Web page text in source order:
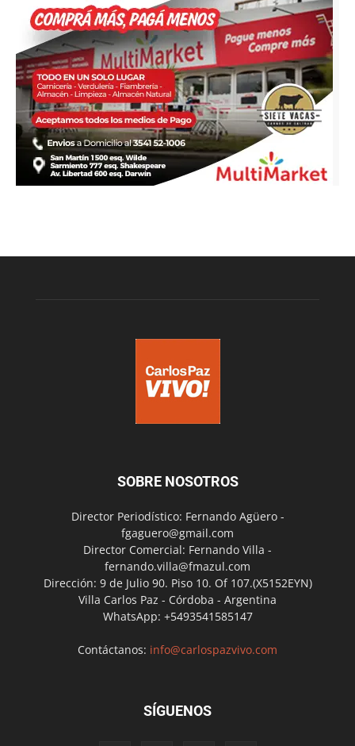
SOBRE NOSOTROS
Director Periodístico: Fernando Agüero -
fgaguero@gmail.com
Director Comercial: Fernando Villa -
fernando.villa@fmazul.com
Dirección: 9 de Julio 90. Piso 10. Of 107.(X5152EYN)
Villa Carlos Paz - Córdoba - Argentina
WhatsApp: +5493541585147
Contáctanos: info@carlospazvivo.com
SÍGUENOS